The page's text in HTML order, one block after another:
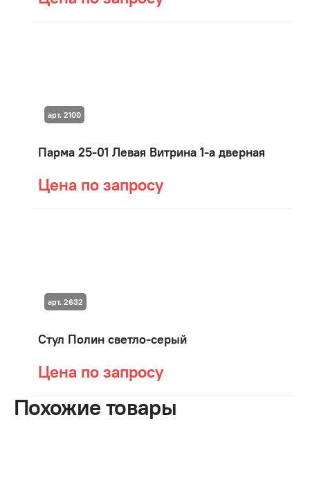
Парма 25-01 Левая Витрина 1-а дверная
Цена по запросу
арт. 2100
Стул Полин светло-серый
Цена по запросу
арт. 2632
Похожие товары